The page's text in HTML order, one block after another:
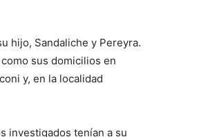
hijo, Sandaliche y Pereyra.
sus domicilios en
y, en la localidad
investigados tenían a su